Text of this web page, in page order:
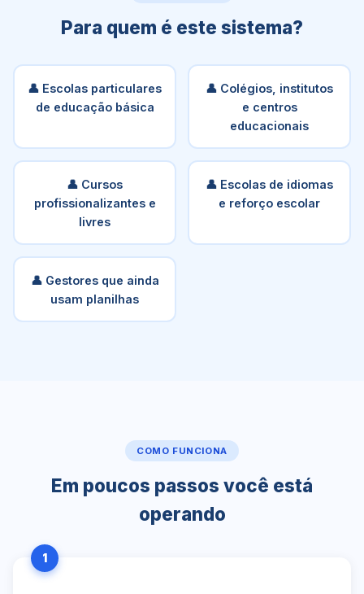
Para quem é este sistema?
👤 Escolas particulares
de educação básica
👤 Colégios, institutos
e centros
educacionais
👤 Cursos
profissionalizantes e
livres
👤 Escolas de idiomas
e reforço escolar
👤 Gestores que ainda
usam planilhas
COMO FUNCIONA
Em poucos passos você está
operando
1